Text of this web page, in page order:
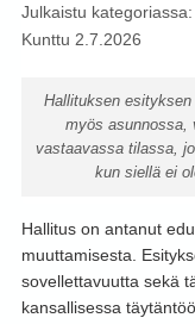
Julkaistu kategoriassa:
Kunttu 2.7.2026
Hallituksen
myös asunnossa,
vastaavassa tilassa,
kun siellä ei
Hallitus on antanut
muuttamisesta.
sovellettavuutta sekä
kansallisessa